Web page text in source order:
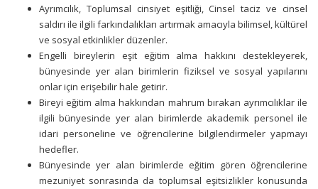
Ayrımcılık, Toplumsal cinsiyet eşitliği, Cinsel taciz ve cinsel
saldırı ile ilgili farkındalıkları artırmak amacıyla bilimsel, kültürel
ve sosyal etkinlikler düzenler.
Engelli bireylerin eşit eğitim alma hakkını destekleyerek,
bünyesinde yer alan birimlerin fiziksel ve sosyal yapılarını
onlar için erişebilir hale getirir.
Bireyi eğitim alma hakkından mahrum bırakan ayrımcılıklar ile
ilgili bünyesinde yer alan birimlerde akademik personel ile
idari personeline ve öğrencilerine bilgilendirmeler yapmayı
hedefler.
Bünyesinde yer alan birimlerde eğitim gören öğrencilerine
mezuniyet sonrasında da toplumsal eşitsizlikler konusunda